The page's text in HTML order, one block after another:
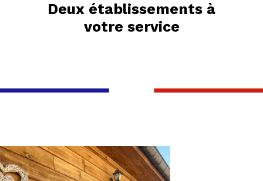
Deux établissements à
votre service